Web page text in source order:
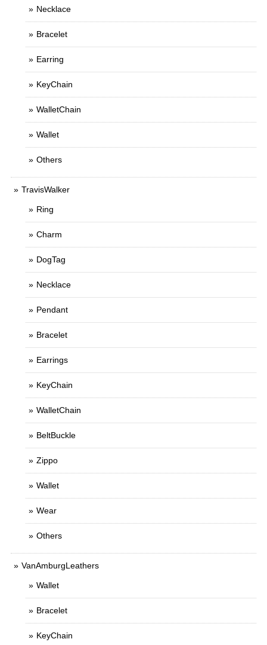
Necklace
Bracelet
Earring
KeyChain
WalletChain
Wallet
Others
TravisWalker
Ring
Charm
DogTag
Necklace
Pendant
Bracelet
Earrings
KeyChain
WalletChain
BeltBuckle
Zippo
Wallet
Wear
Others
VanAmburgLeathers
Wallet
Bracelet
KeyChain